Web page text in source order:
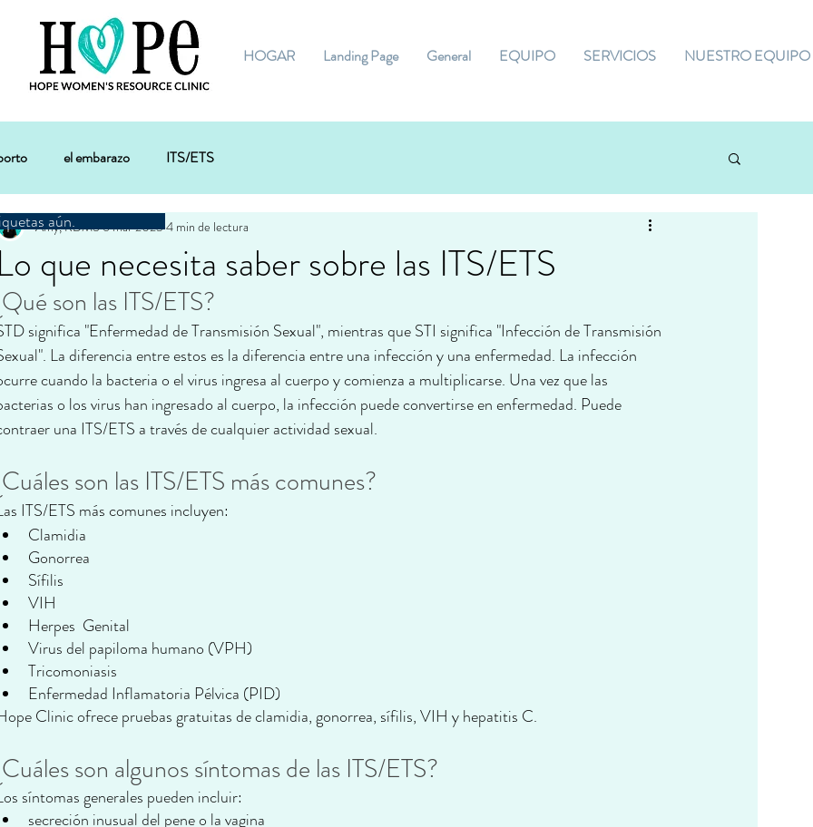
HOGAR Landing Page General EQUIPO SERVICIOS NUESTRO EQUIPO
el embarazo ITS/ETS
que necesita saber sobre las ITS/ETS
Amy, RDMS6 mar 20234 min de lectura
son las ITS/ETS?
significa "Enfermedad de Transmisión Sexual", mientras que STI significa "Infección de Transmisión
La diferencia entre estos es la diferencia entre una infección y una enfermedad. La infección
cuando la bacteria o el virus ingresa al cuerpo y comienza a multiplicarse. Una vez que las
o los virus han ingresado al cuerpo, la infección puede convertirse en enfermedad. Puede
una ITS/ETS a través de cualquier actividad sexual.
son las ITS/ETS más comunes?
ITS/ETS más comunes incluyen:
Clamidia
Gonorrea
Sífilis
VIH
Herpes  Genital
Virus del papiloma humano (VPH)
Tricomoniasis
Enfermedad Inflamatoria Pélvica (PID)
Clinic ofrece pruebas gratuitas de clamidia, gonorrea, sífilis, VIH y hepatitis C.
son algunos síntomas de las ITS/ETS?
síntomas generales pueden incluir:
secreción inusual del pene o la vagina
aún.